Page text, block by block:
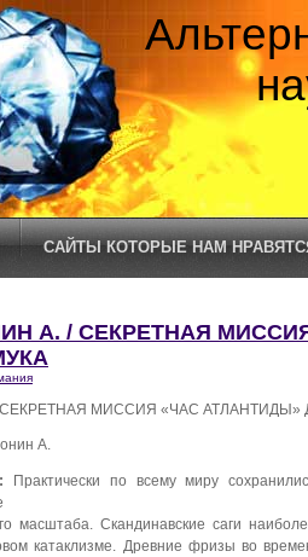
САЙТЫ КОТОРЫЕ НАМ
А. / СЕКРЕТНАЯ
СЕКРЕТНАЯ МИССИЯ «ЧАС АТЛАНТИДЫ»
А.
Практически по всему миру
масштаба. Скандинавские саги
катаклизме. Древние фризы во